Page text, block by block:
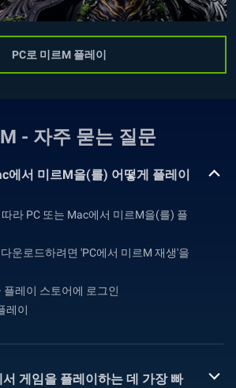
PC로 미르M 플레이
- 자주 묻는 질문
에서 미르M을(를) 어떻게 플레이
라 PC 또는 Mac에서 미르M을(를) 플
운로드하려면 'PC에서 미르M 재생'을
플레이 스토어에 로그인
레이
게임을 플레이하는 데 가장 빠